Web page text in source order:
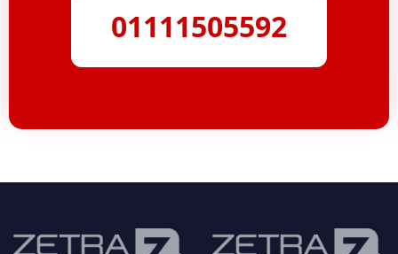
01111505592